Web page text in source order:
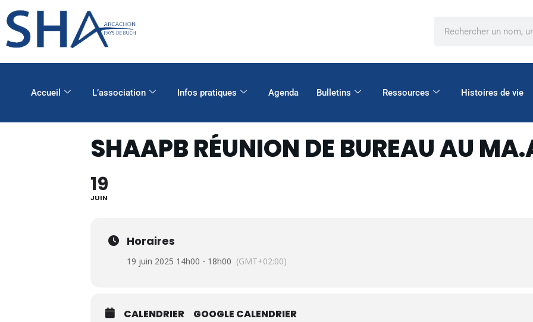
Accueil L’association Infos pratiques Agenda Bulletins Ressources Histoires de vie
SHAAPB RÉUNION DE BUREAU AU
19
JUIN
Horaires
19 juin 2025 14h00 - 18h00 (GMT+02:00)
CALENDRIER GOOGLE CALENDRIER